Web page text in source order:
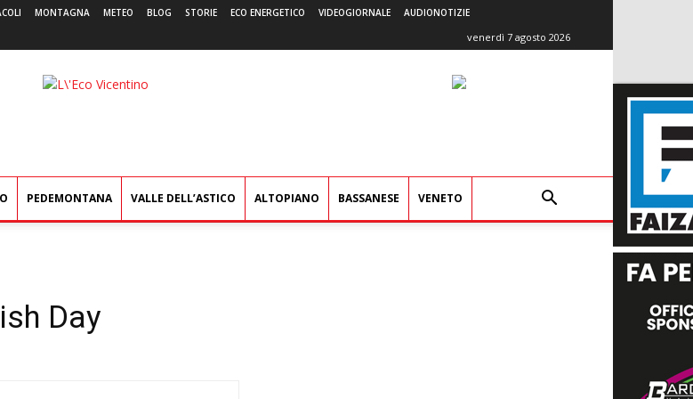
MONTAGNA METEO BLOG STORIE ECO ENERGETICO VIDEOGIORNALE AUDIONOTIZIE
venerdì 7 agosto 2026
L'Eco
PEDEMONTANA VALLE DELL’ASTICO ALTOPIANO BASSANESE VENETO
Day